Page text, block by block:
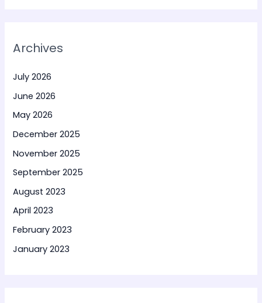
Archives
July 2026
June 2026
May 2026
December 2025
November 2025
September 2025
August 2023
April 2023
February 2023
January 2023